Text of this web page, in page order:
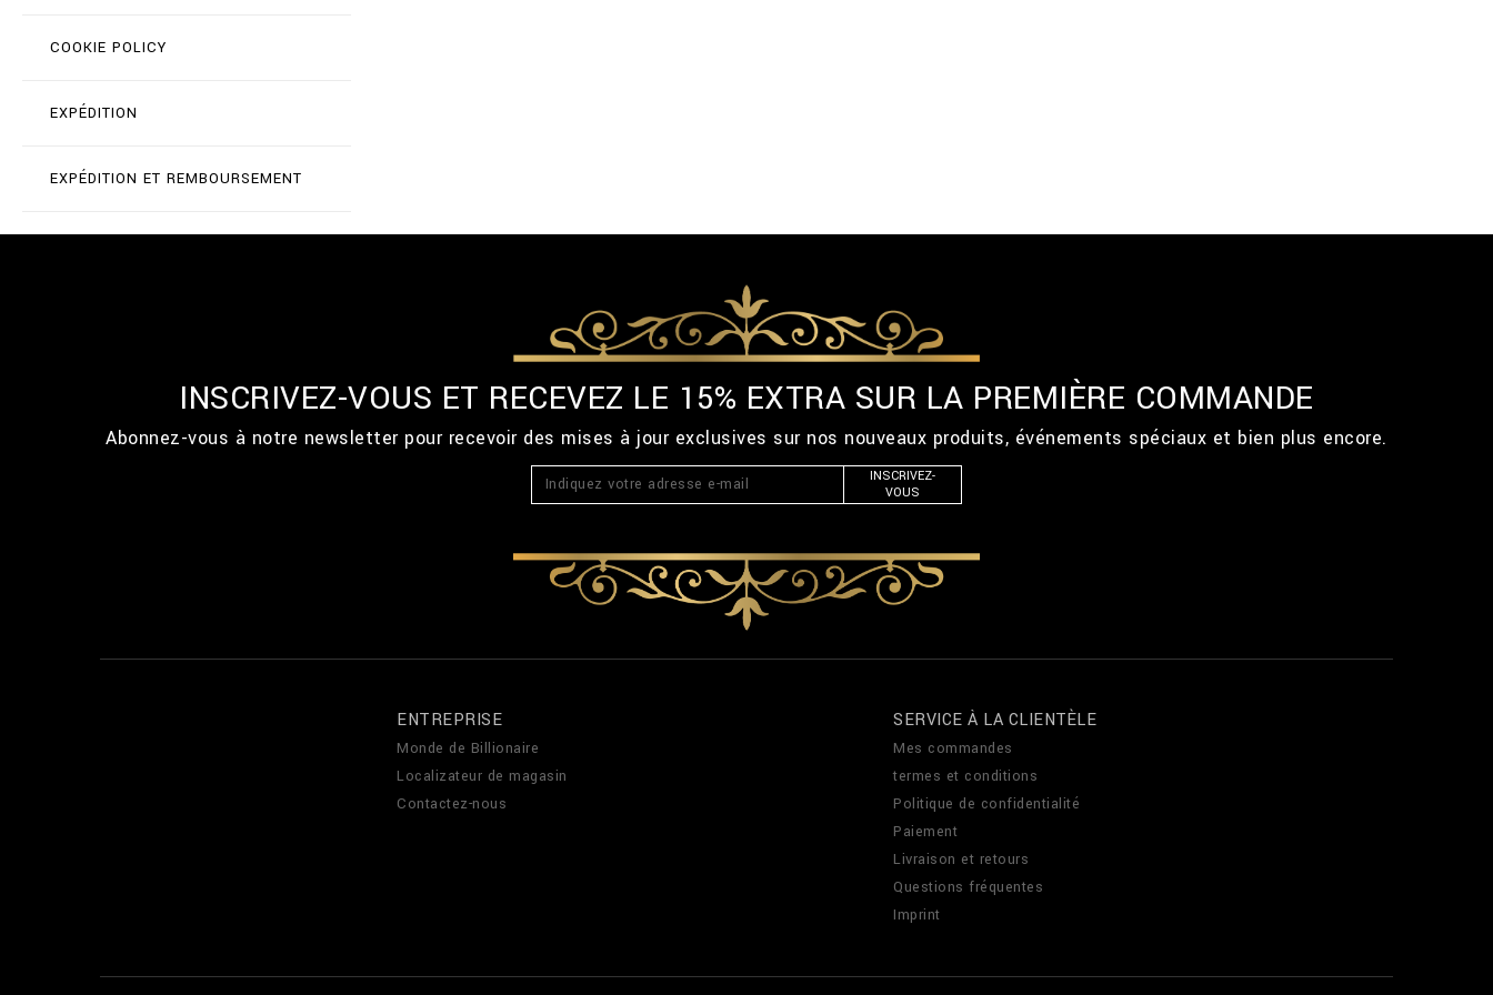
COOKIE POLICY
EXPÉDITION
EXPÉDITION ET REMBOURSEMENT
INSCRIVEZ-VOUS ET RECEVEZ LE 15% EXTRA SUR LA PREMIÈRE COMMANDE
Abonnez-vous à notre newsletter pour recevoir des mises à jour exclusives sur nos nouveaux produits, événements spéciaux et bien plus encore.
INSCRIVEZ-
VOUS
ENTREPRISE
Monde de Billionaire
Localizateur de magasin
Contactez-nous
SERVICE À LA CLIENTÈLE
Mes commandes
termes et conditions
Politique de confidentialité
Paiement
Livraison et retours
Questions fréquentes
Imprint